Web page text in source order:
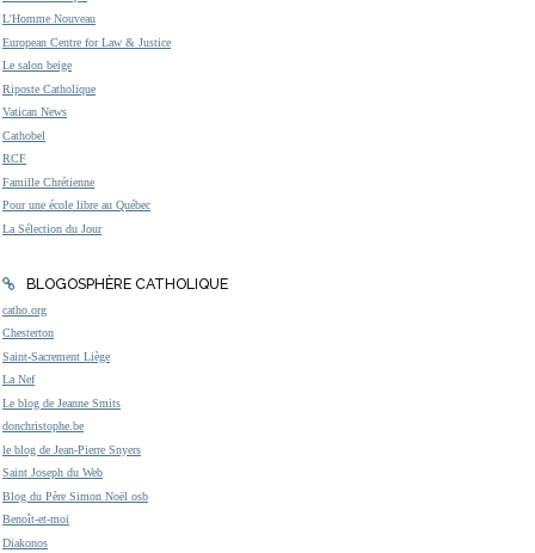
L'Homme Nouveau
European Centre for Law & Justice
Le salon beige
Riposte Catholique
Vatican News
Cathobel
RCF
Famille Chrétienne
Pour une école libre au Québec
La Sélection du Jour
BLOGOSPHÈRE CATHOLIQUE
catho.org
Chesterton
Saint-Sacrement Liège
La Nef
Le blog de Jeanne Smits
donchristophe.be
le blog de Jean-Pierre Snyers
Saint Joseph du Web
Blog du Père Simon Noël osb
Benoît-et-moi
Diakonos